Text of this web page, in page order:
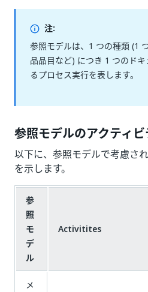
注:
参照モデルは、1 つの種類 (1
品品目など) につき 1 つのド
るプロセス実行を表します。
参照モデルのアクティビ
以下に、参照モデルで考慮さ
を示します。
参
照
モ
デ
ル
Activitites
メ